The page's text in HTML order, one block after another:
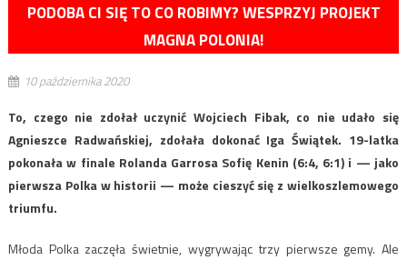
PODOBA CI SIĘ TO CO ROBIMY? WESPRZYJ PROJEKT
MAGNA POLONIA!
10 października 2020
To, czego nie zdołał uczynić Wojciech Fibak, co nie udało się
Agnieszce Radwańskiej, zdołała dokonać Iga Świątek. 19-latka
pokonała w finale Rolanda Garrosa Sofię Kenin (6:4, 6:1) i — jako
pierwsza Polka w historii — może cieszyć się z wielkoszlemowego
triumfu.
Młoda Polka zaczęła świetnie, wygrywając trzy pierwsze gemy. Ale